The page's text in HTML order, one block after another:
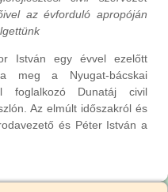
az évforduló apropóján
István egy évvel ezelőtt
meg a Nyugat-bácskai
foglalkozó Dunatáj civil
Az elmúlt időszakról és
és Péter István a